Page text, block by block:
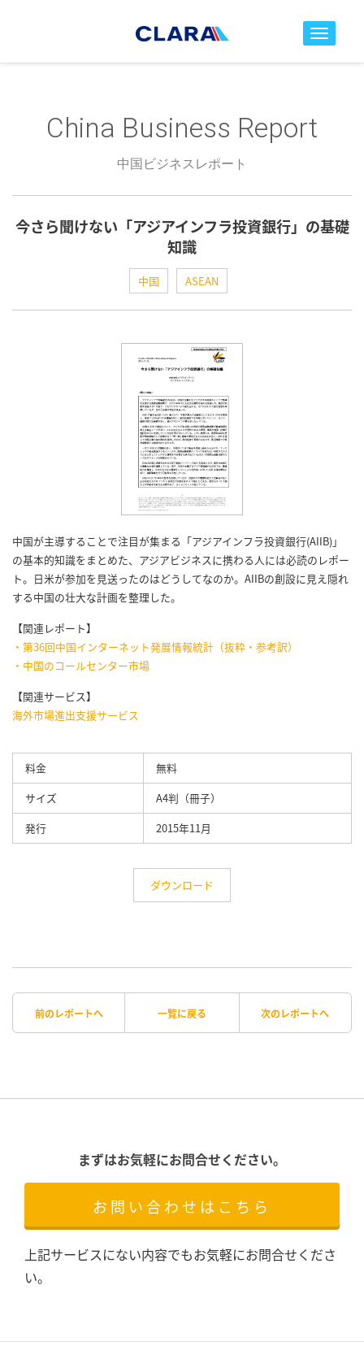
toggle
China Business Report
中国ビジネスレポート
今さら聞けない「アジアインフラ投資銀行」の基礎
知識
中国 ASEAN
中国が主導することで注目が集まる「アジアインフラ投資銀行(AIIB)」
の基本的知識をまとめた、アジアビジネスに携わる人には必読のレポー
ト。日米が参加を見送ったのはどうしてなのか。AIIBの創設に見え隠れ
する中国の壮大な計画を整理した。
【関連レポート】
・第36回中国インターネット発展情報統計（抜粋・参考訳）
・中国のコールセンター市場
【関連サービス】
海外市場進出支援サービス
料金
無料
サイズ
A4判（冊子）
発行
2015年11月
ダウンロード
前のレポートへ 一覧に戻る 次のレポートへ
まずはお気軽にお問合せください。
お問い合わせはこちら
上記サービスにない内容でもお気軽にお問合せくださ
い。